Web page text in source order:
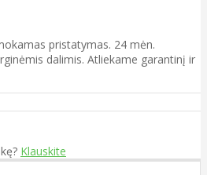
pristatymas. 24 mėn.
dalimis. Atliekame garantinį ir
Klauskite